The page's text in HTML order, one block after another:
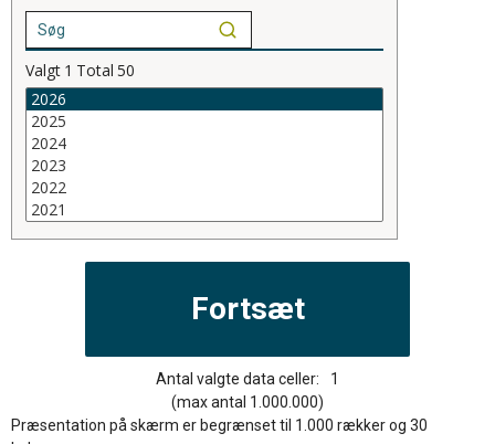
Valgt 1 Total 50
Antal valgte data celler:
1
(max antal 1.000.000)
Præsentation på skærm er begrænset til 1.000 rækker og 30